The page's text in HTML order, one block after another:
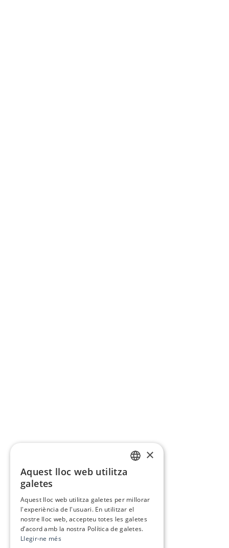
×
Aquest lloc web utilitza
galetes
Aquest lloc web utilitza galetes per millorar
l'experiència de l'usuari. En utilitzar el
nostre lloc web, accepteu totes les galetes
d’acord amb la nostra Política de galetes.
Llegir-ne més